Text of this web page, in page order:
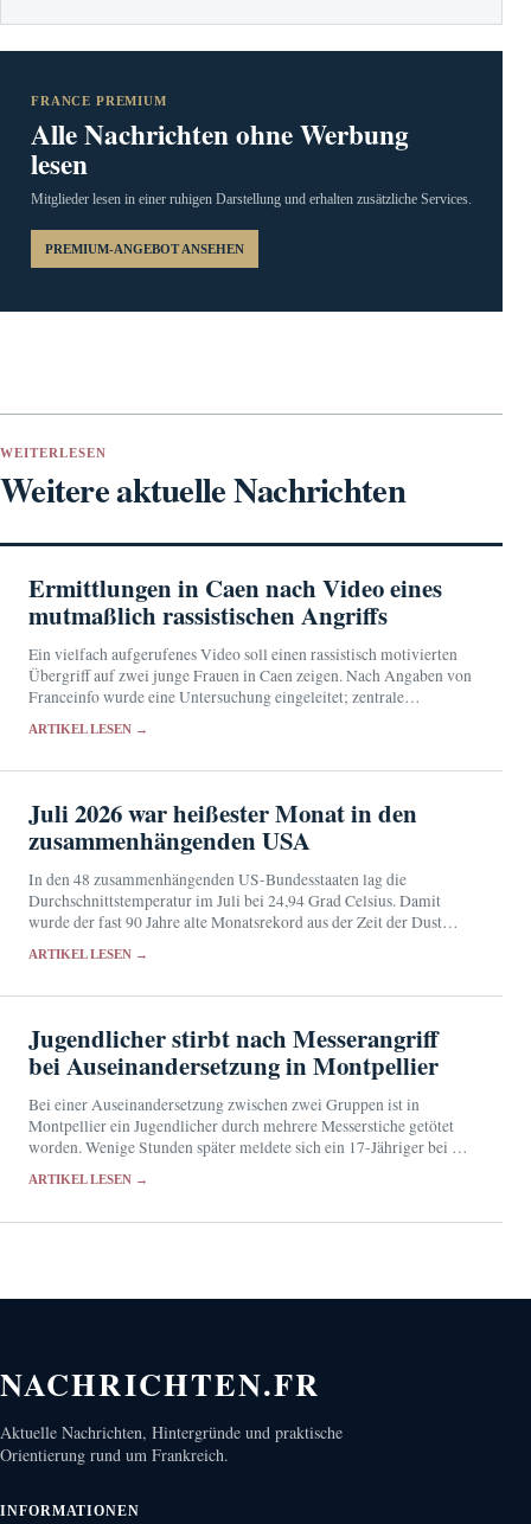
FRANCE PREMIUM
Alle Nachrichten ohne Werbung
lesen
Mitglieder lesen in einer ruhigen Darstellung und erhalten zusätzliche Services.
PREMIUM-ANGEBOT ANSEHEN
WEITERLESEN
Weitere aktuelle Nachrichten
Ermittlungen in Caen nach Video eines
mutmaßlich rassistischen Angriffs
Ein vielfach aufgerufenes Video soll einen rassistisch motivierten
Übergriff auf zwei junge Frauen in Caen zeigen. Nach Angaben von
Franceinfo wurde eine Untersuchung eingeleitet; zentrale
ARTIKEL LESEN →
Juli 2026 war heißester Monat in den
zusammenhängenden USA
In den 48 zusammenhängenden US-Bundesstaaten lag die
Durchschnittstemperatur im Juli bei 24,94 Grad Celsius. Damit
wurde der fast 90 Jahre alte Monatsrekord aus der Zeit der Dust
ARTIKEL LESEN →
Jugendlicher stirbt nach Messerangriff
bei Auseinandersetzung in Montpellier
Bei einer Auseinandersetzung zwischen zwei Gruppen ist in
Montpellier ein Jugendlicher durch mehrere Messerstiche getötet
worden. Wenige Stunden später meldete sich ein 17-Jähriger bei der
ARTIKEL LESEN →
NACHRICHTEN.FR
Aktuelle Nachrichten, Hintergründe und praktische
Orientierung rund um Frankreich.
INFORMATIONEN